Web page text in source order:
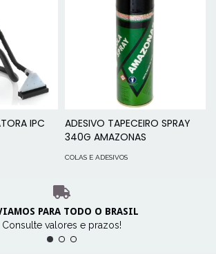
IPC
ADESIVO TAPECEIRO SPRAY
340G AMAZONAS
COLAS E ADESIVOS
PARA TODO O BRASIL
Consulte valores e prazos!